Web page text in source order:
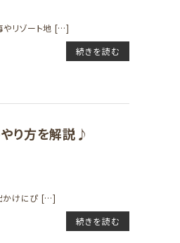
やリゾート地 […]
続きを読む
やり方を解説♪
かけにぴ […]
続きを読む